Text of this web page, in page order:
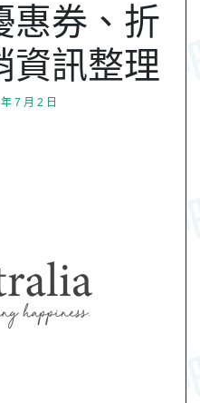
惠券、折
資訊整理
7 月 2 日